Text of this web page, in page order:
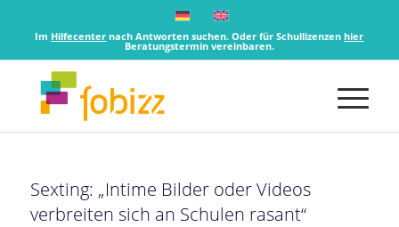
Im Hilfecenter nach Antworten suchen. Oder für Schullizenzenhier
Beratungstermin vereinbaren.
Sexting: „Intime Bilder oder Videos
verbreiten sich an Schulen rasant“